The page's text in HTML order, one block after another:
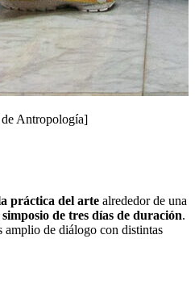
Antropología]
práctica del arte alrededorde una
de tres días de duración.
amplio de diálogo con distintas